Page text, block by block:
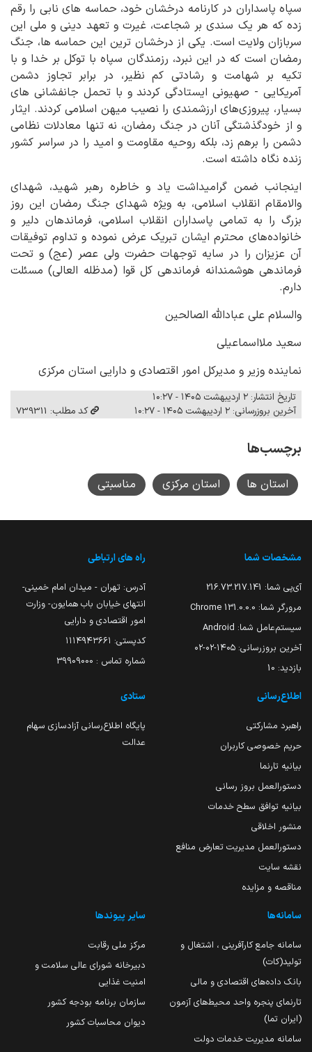
سپاه پاسداران در کارنامه درخشان خود، حماسه های نابی را رقم
زده که هر یک سندی بر شجاعت، غیرت و تعهد دینی و ملی این
سربازان ولایت است. یکی از درخشان ترین این حماسه ها، جنگ
رمضان است که در این نبرد، رزمندگان سپاه با توکل بر خدا و با
تکیه بر شهامت و رشادتی کم نظیر، در برابر تجاوز دشمن
آمریکایی - صهیونی ایستادگی کردند و با تحمل جانفشانی های
بسیار، پیروزی‌های ارزشمندی را نصیب میهن اسلامی کردند. ایثار
و از خودگذشتگی آنان در جنگ رمضان، نه تنها معادلات نظامی
دشمن را برهم زد، بلکه روحیه مقاومت و امید را در سراسر کشور
زنده نگاه داشته است.
اینجانب ضمن گرامیداشت یاد و خاطره رهبر شهید، شهدای
والامقام انقلاب اسلامی، به ویژه شهدای جنگ رمضان این روز
بزرگ را به تمامی پاسداران انقلاب اسلامی، فرماندهان دلیر و
خانواده‌های محترم ایشان تبریک عرض نموده و تداوم توفیقات
آن عزیزان را در سایه توجهات حضرت ولی عصر (عج) و تحت
فرماندهی هوشمندانه فرماندهی کل قوا (مدظله العالی) مسئلت
دارم.
والسلام علی عبادالله الصالحین
سعید ملااسماعیلی
نماینده وزیر و مدیرکل امور اقتصادی و دارایی استان مرکزی
تاریخ انتشار: ۲ اردیبهشت ۱۴۰۵ - ۱۰:۲۷
آخرین بروزرسانی: ۲ اردیبهشت ۱۴۰۵ - ۱۰:۲۷
کد مطلب: 739311
برچسب‌ها
استان ها استان مرکزی مناسبتی
مشخصات شما
آی‌پی شما: 216.73.217.141
مرورگر شما: 131.0.0.0 Chrome
سیستم‌عامل شما: Android
آخرین بروزرسانی: ۱۴۰۵-۰۲-۰۲
بازدید: 10
راه های ارتباطی
آدرس: تهران - میدان امام خمینی-
انتهای خیابان باب همایون- وزارت
امور اقتصادی و دارایی
کدپستی: ۱۱۱۴۹۴۳۶۶۱
شماره تماس : 39909000
اطلاع‌رسانی
راهبرد مشارکتی
حریم خصوصی کاربران
بیانیه تارنما
دستورالعمل بروز رسانی
بیانیه توافق سطح خدمات
منشور اخلاقی
دستورالعمل مدیریت تعارض منافع
نقشه سایت
مناقصه و مزایده
ستادی
پایگاه اطلاع‌رسانی آزادسازی سهام
عدالت
سامانه‌ها
سامانه جامع کارآفرینی ، اشتغال و
تولید(کات)
بانک داده‌های اقتصادی و مالی
تارنمای پنجره واحد محیط‌های آزمون
(ایران تما)
سامانه مدیریت خدمات دولت
سایر پیوندها
مرکز ملی رقابت
دبیرخانه شورای عالی سلامت و
امنیت غذایی
سازمان برنامه بودجه کشور
دیوان محاسبات کشور